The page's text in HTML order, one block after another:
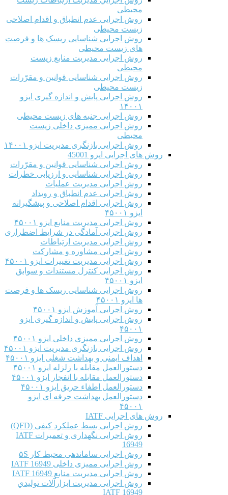
محیطی
روش اجرایی عدم انطباق و اقدام اصلاحی
زیست محیطی
روش اجرایی شناسایی ریسک ها و فرصت
های زیست محیطی
روش اجرایی مدیریت منابع زیست
محیطی
روش اجرایی شناسایی قوانین و مقرّرات
زیست محیطی
روش اجرایی پایش و اندازه گیری ایزو
۱۴۰۰۱
روش اجرایی جنبه های زیست محیطی
روش اجرایی ممیزی داخلی زیست
محیطی
روش اجرایی بازنگری مدیریت ایزو ۱۴۰۰۱
روش های اجرایی ایزو 45001
روش اجرایی شناسایی قوانین و مقرّرات
روش اجرایی شناسایی و ارزیابی خطرات
روش اجرایی مدیریت عملیات
روش اجرایی عدم انطباق و رویداد
روش اجرایی اقدام اصلاحی و پیشگیرانه
ایزو ۴۵۰۰۱
روش اجرایی مدیریت منابع ایزو ۴۵۰۰۱
روش اجرایی آمادگی در شرایط اضطراری
روش اجرایی مدیریت ارتباطات
روش اجرایی مشاوره و مشارکت
روش اجرایی مدیریت تغییرات ایزو ۴۵۰۰۱
روش اجرایی کنترل مستندات و سوابق
ایزو ۴۵۰۰۱
روش اجرایی شناسایی ریسک ها و فرصت
ها ایزو ۴۵۰۰۱
روش اجرایی آموزش ایزو ۴۵۰۰۱
روش اجرایی پایش و اندازه گیری ایزو
۴۵۰۰۱
روش اجرایی ممیزی داخلی ایزو ۴۵۰۰۱
روش اجرایی بازنگری مدیریت ایزو ۴۵۰۰۱
اهداف ایمنی و بهداشت شغلی ایزو ۴۵۰۰۱
دستورالعمل مقابله با زلزله ایزو ۴۵۰۰۱
دستورالعمل مقابله با انفجار ایزو ۴۵۰۰۱
دستورالعمل اطفاء حریق ایزو ۴۵۰۰۱
دستورالعمل بهداشت حرفه ای ایزو
۴۵۰۰۱
روش های اجرایی IATF
روش اجرایی بسط عملکرد کیفی (QFD)
روش اجرایی نگهداری و تعمیرات IATF
16949
روش اجرایی ساماندهی محیط کار ۵S
روش اجرایی ممیزی داخلی IATF 16949
روش اجرایی مدیریت منابع IATF 16949
روش اجرایی مديريت ابزارآلات توليدي
IATF 16949